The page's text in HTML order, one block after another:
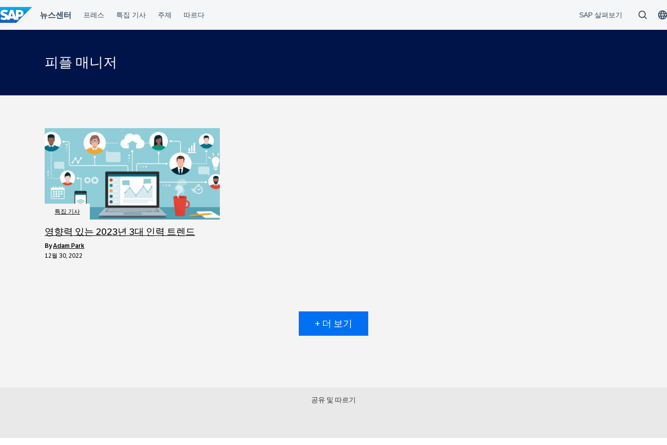
텐
츠
건
피플 매니저
특집 기사
영향력 있는 2023년 3대 인력 트렌드
byAdam Park
12월 30, 2022
+ 더 보기
공유 및 따르기